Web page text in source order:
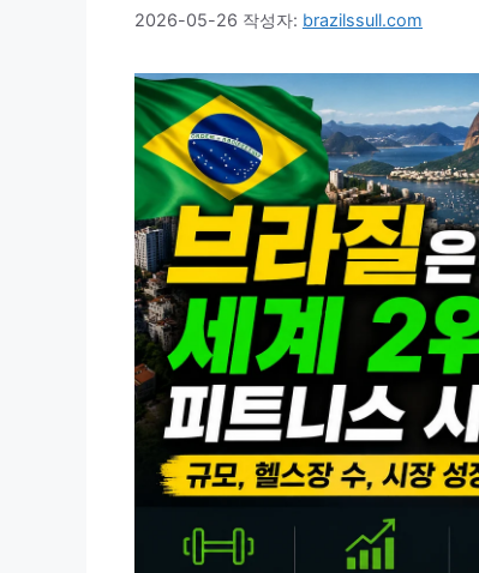
2026-05-26 작성자: brazilssull.com